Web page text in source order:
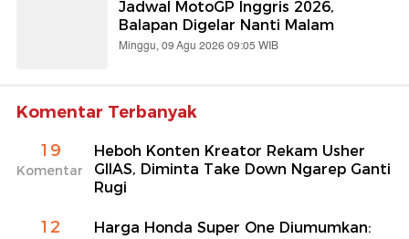
Jadwal MotoGP Inggris 2026,
Balapan Digelar Nanti Malam
Minggu, 09 Agu 2026 09:05 WIB
Komentar Terbanyak
19
Komentar
Heboh Konten Kreator Rekam Usher
GIIAS, Diminta Take Down Ngarep Ganti
Rugi
12
Harga Honda Super One Diumumkan: